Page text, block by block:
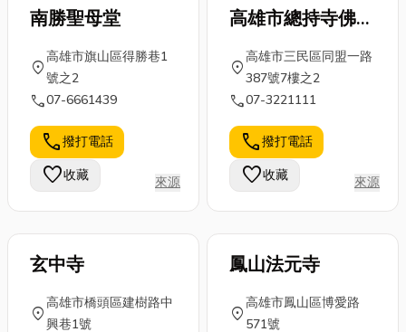
南勝聖母堂
location_on
高雄市旗山區得勝巷1
號之2
call07-6661439
call撥打電話
favorite收藏 來源
高雄市總持寺佛學
location_on
高雄市三民區同盟一路
387號7樓之2
call07-3221111
call撥打電話
favorite收藏 來源
玄中寺
location_on
高雄市橋頭區建樹路中
興巷1號
鳳山法元寺
location_on
高雄市鳳山區博愛路
571號